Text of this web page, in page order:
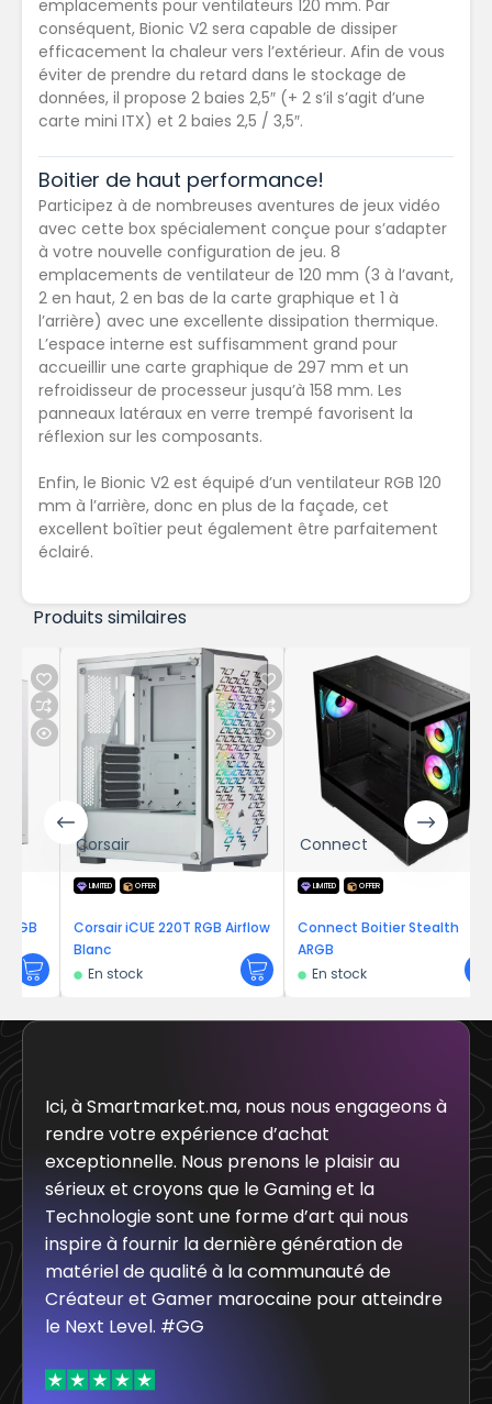
emplacements pour ventilateurs 120 mm. Par
conséquent, Bionic V2 sera capable de dissiper
efficacement la chaleur vers l’extérieur. Afin de vous
éviter de prendre du retard dans le stockage de
données, il propose 2 baies 2,5″ (+ 2 s’il s’agit d’une
carte mini ITX) et 2 baies 2,5 / 3,5″.
Boitier de haut performance!
Participez à de nombreuses aventures de jeux vidéo
avec cette box spécialement conçue pour s’adapter
à votre nouvelle configuration de jeu. 8
emplacements de ventilateur de 120 mm (3 à l’avant,
2 en haut, 2 en bas de la carte graphique et 1 à
l’arrière) avec une excellente dissipation thermique.
L’espace interne est suffisamment grand pour
accueillir une carte graphique de 297 mm et un
refroidisseur de processeur jusqu’à 158 mm. Les
panneaux latéraux en verre trempé favorisent la
réflexion sur les composants.
Enfin, le Bionic V2 est équipé d’un ventilateur RGB 120
mm à l’arrière, donc en plus de la façade, cet
excellent boîtier peut également être parfaitement
éclairé.
Produits similaires
Corsair
LIMITED OFFER
Corsair iCUE 220T RGB Airflow
Blanc
En stock
Connect
LIMITED OFFER
Connect Boitier Stealth
ARGB
En stock
Ici, à Smartmarket.ma, nous nous engageons à
rendre votre expérience d’achat
exceptionnelle. Nous prenons le plaisir au
sérieux et croyons que le Gaming et la
Technologie sont une forme d’art qui nous
inspire à fournir la dernière génération de
matériel de qualité à la communauté de
Créateur et Gamer marocaine pour atteindre
le Next Level. #GG